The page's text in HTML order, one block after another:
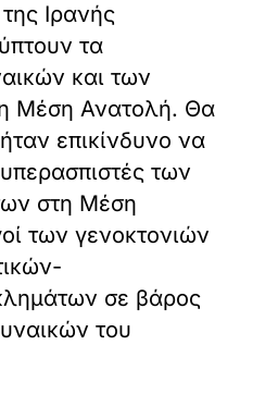
Ιρανής
τα
και των
Μέση Ανατολή. Θα
επικίνδυνο να
των
στη Μέση
των γενοκτονιών
σε βάρος
του